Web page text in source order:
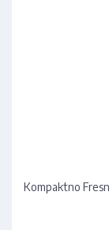
Kompaktno